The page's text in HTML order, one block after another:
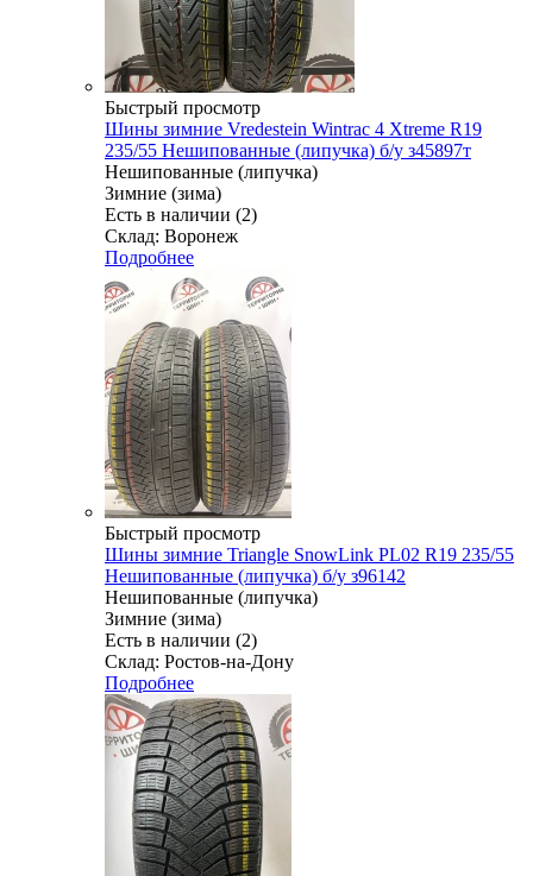
Быстрый просмотр
Шины зимние Vredestein Wintrac 4 Xtreme R19
235/55 Нешипованные (липучка) б/у з45897т
Нешипованные (липучка)
Зимние (зима)
Есть в наличии (2)
Склад: Воронеж
Подробнее
Быстрый просмотр
Шины зимние Triangle SnowLink PL02 R19 235/55
Нешипованные (липучка) б/у з96142
Нешипованные (липучка)
Зимние (зима)
Есть в наличии (2)
Склад: Ростов-на-Дону
Подробнее